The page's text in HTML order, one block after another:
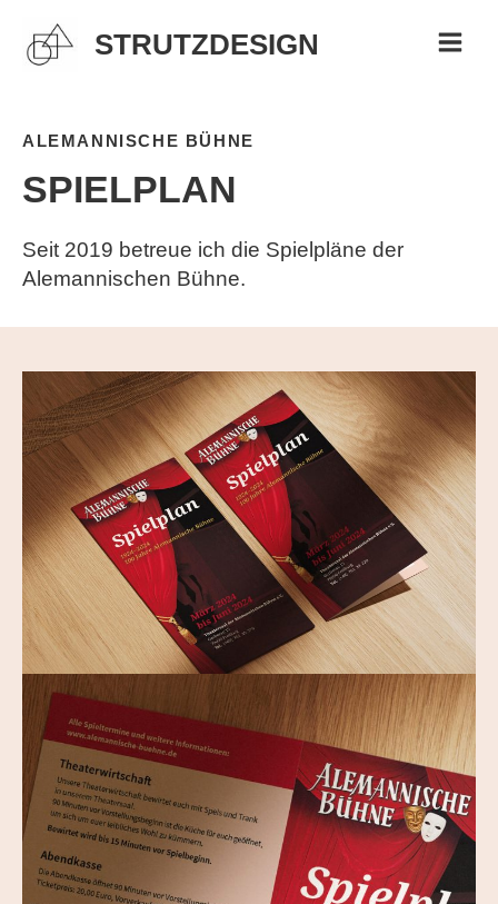
Inhalt
springen
STRUTZDESIGN
ALEMANNISCHE BÜHNE
SPIELPLAN
Seit 2019 betreue ich die Spielpläne der
Alemannischen Bühne.